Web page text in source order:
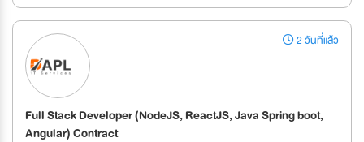
2 วันที่แล้ว
Full Stack Developer (NodeJS, ReactJS, Java Spring boot,
Angular) Contract